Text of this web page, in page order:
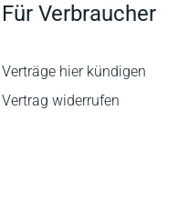
Für Verbraucher
Verträge hier kündigen
Vertrag widerrufen